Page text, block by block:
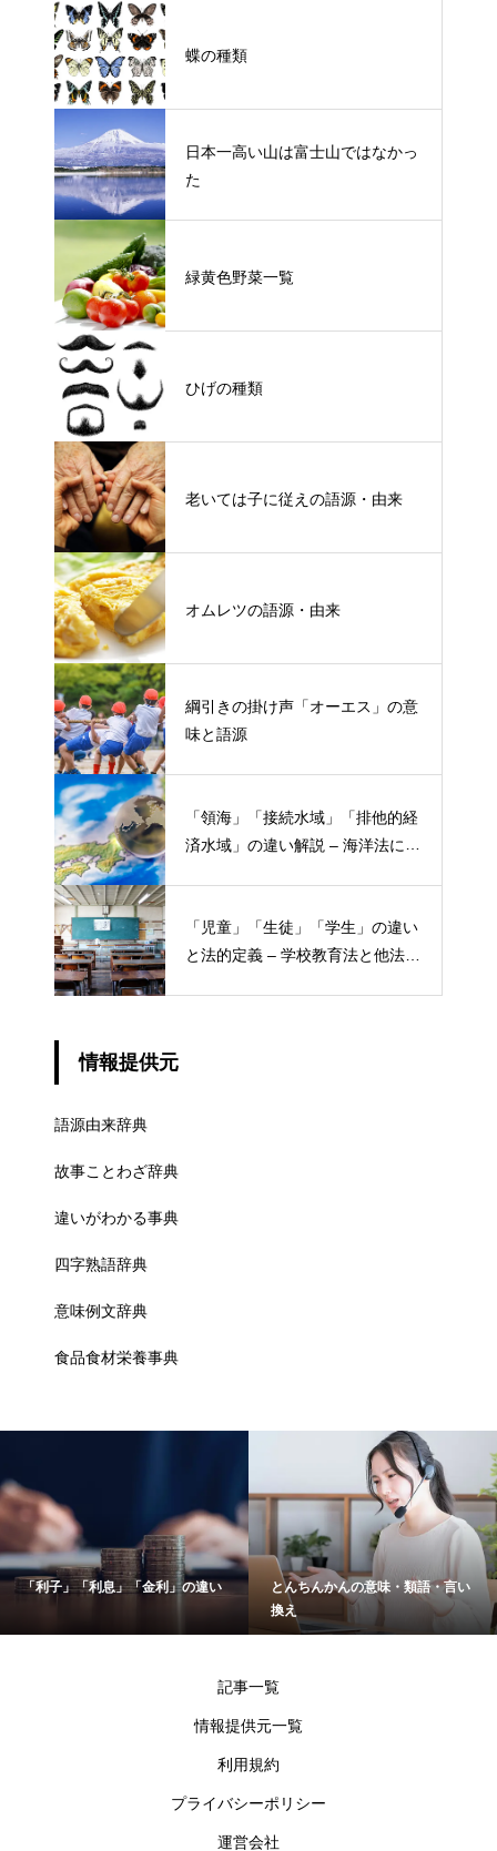
蝶の種類
日本一高い山は富士山ではなかっ
た
緑黄色野菜一覧
ひげの種類
老いては子に従えの語源・由来
オムレツの語源・由来
綱引きの掛け声「オーエス」の意
味と語源
「領海」「接続水域」「排他的経
済水域」の違い解説 – 海洋法にお
「児童」「生徒」「学生」の違い
と法的定義 – 学校教育法と他法律
情報提供元
語源由来辞典
故事ことわざ辞典
違いがわかる事典
四字熟語辞典
意味例文辞典
食品食材栄養事典
とんちんかんの意味・類語・言い
広島県の市区町名一覧
記事一覧
情報提供元一覧
利用規約
プライバシーポリシー
運営会社